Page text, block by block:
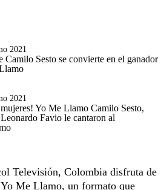
2021
Camilo Sesto se convierte en el ganador
2021
Yo Me Llamo Camilo Sesto,
Favio le cantaron al
Televisión, Colombia disfruta de
Yo Me Llamo, un formato que